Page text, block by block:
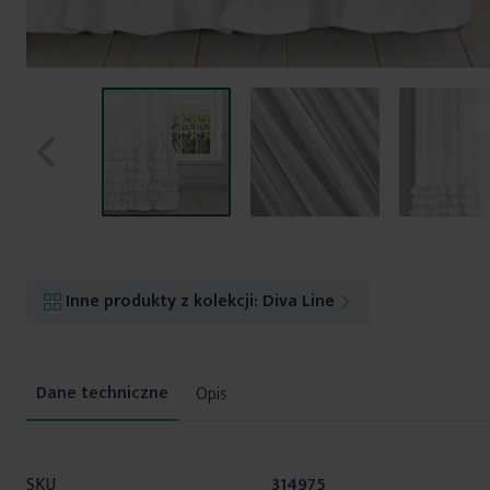
początek
galerii Inne produkty z kolekcji: Diva Line
Opis
Więcej